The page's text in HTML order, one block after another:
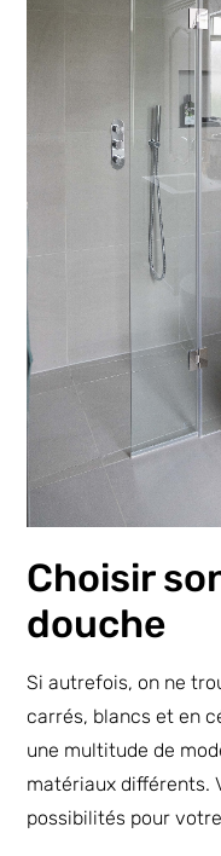
Choisir
douche
Si autrefois, on ne
carrés, blancs et en
une multitude de
matériaux différents.
possibilités pour